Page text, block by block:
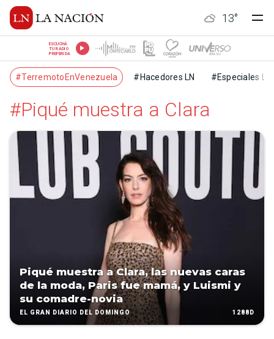
13°
ESCUCHÁ
TU RADIO
PREFERIDA
#TerremotoEnVenezuela #Hacedores LN #Especiales LN
#Piqué muestra a Clara
Piqué muestra a Clara, las nuevas caras
de la moda, Paris fue mamá, y Luismi y
su comadre-novia
EL GRAN DIARIO DEL DOMINGO 1288D